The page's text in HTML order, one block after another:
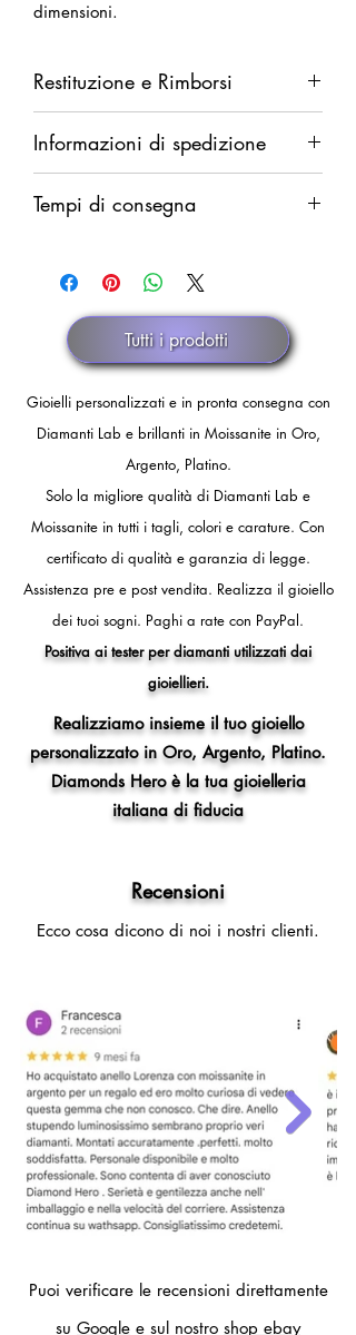
dimensioni.
Restituzione e Rimborsi
14 giorni dalla ricezione della merce.
Rimborso completo in caso di difetti.
Rimborso parziale (del solo costo della
merce al netto delle spese di
discrezionale.
Informazioni di spedizione
integrale in caso di smarrimento.
dello spedizioniere o dopo 30 giorni
Tempi di consegna
Tutti i prodotti
Gioielli personalizzati e in pronta consegna con
Diamanti Lab e brillanti in Moissanite in Oro,
Argento, Platino.
Solo la migliore qualità di Diamanti Lab e
Moissanite in tutti i tagli, colori e carature. Con
certificato di qualità e garanzia di legge.
Assistenza pre e post vendita. Realizza il gioiello
dei tuoi sogni. Paghi a rate con PayPal.
Positiva ai tester per diamanti utilizzati dai
gioiellieri.
Realizziamo insieme il tuo gioiello
personalizzato in Oro, Argento, Platino.
Diamonds Hero è la tua gioielleria
italiana di fiducia
Recensioni
Ecco cosa dicono di noi i nostri clienti.
Puoi verificare le recensioni direttamente
su Google e sul nostro shop ebay